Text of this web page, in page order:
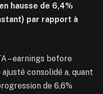
hausse de 6,4%
par rapport à
– earnings before
consolidé a, quant
de 6,6%